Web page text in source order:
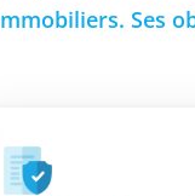
Ses